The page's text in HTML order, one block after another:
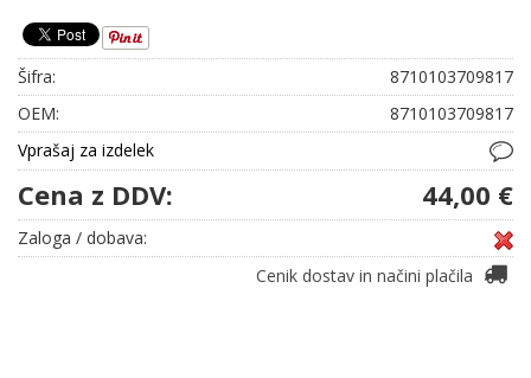
Šifra:
8710103709817
OEM:
8710103709817
Vprašaj za izdelek
Cena z DDV: 44,00 €
Zaloga / dobava:
Cenik dostav in načini plačila